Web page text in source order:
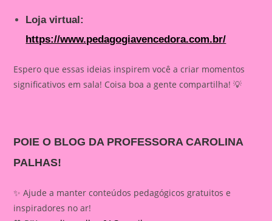
Loja virtual:
https://www.pedagogiavencedora.com.br/
Espero que essas ideias inspirem você a criar momentos
significativos em sala! Coisa boa a gente compartilha! 💡
POIE O BLOG DA PROFESSORA CAROLINA
PALHAS!
✨ Ajude a manter conteúdos pedagógicos gratuitos e
inspiradores no ar!